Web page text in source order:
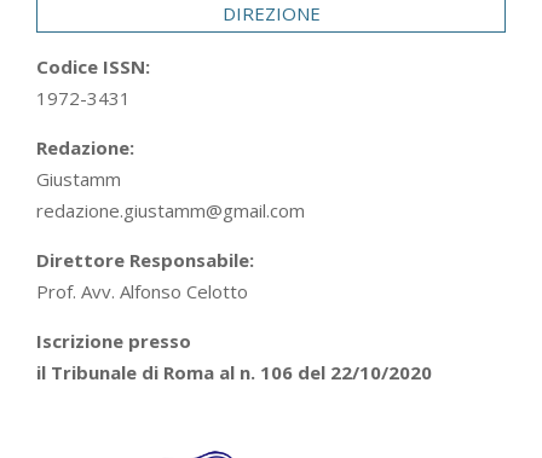
DIREZIONE
Codice ISSN:
1972-3431
Redazione:
Giustamm
redazione.giustamm@gmail.com
Direttore Responsabile:
Prof. Avv. Alfonso Celotto
Iscrizione presso
il Tribunale di Roma al n. 106 del 22/10/2020